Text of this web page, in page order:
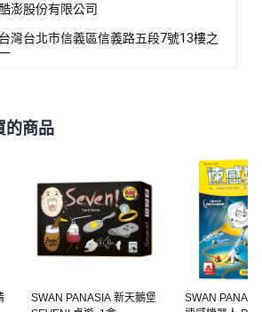
澎股份有限公司
台灣台北市信義區信義路五段7號13樓之
的商品
SWAN PANASIA 新天鵝堡
SWAN